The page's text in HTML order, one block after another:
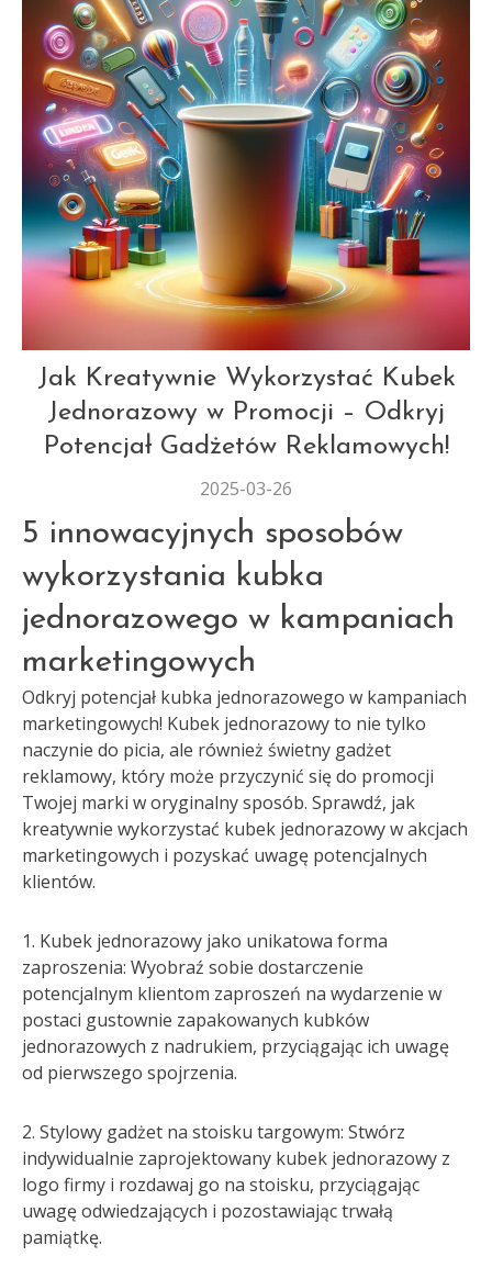
AUT
Jak Kreatywnie Wykorzystać Kubek
Jednorazowy w Promocji – Odkryj
Potencjał Gadżetów Reklamowych!
2025-03-26
5 innowacyjnych sposobów
wykorzystania kubka
jednorazowego w kampaniach
marketingowych
Odkryj potencjał kubka jednorazowego w kampaniach
marketingowych! Kubek jednorazowy to nie tylko
naczynie do picia, ale również świetny gadżet
reklamowy, który może przyczynić się do promocji
Twojej marki w oryginalny sposób. Sprawdź, jak
kreatywnie wykorzystać kubek jednorazowy w akcjach
marketingowych i pozyskać uwagę potencjalnych
klientów.
1. Kubek jednorazowy jako unikatowa forma
zaproszenia: Wyobraź sobie dostarczenie
potencjalnym klientom zaproszeń na wydarzenie w
postaci gustownie zapakowanych kubków
jednorazowych z nadrukiem, przyciągając ich uwagę
od pierwszego spojrzenia.
2. Stylowy gadżet na stoisku targowym: Stwórz
indywidualnie zaprojektowany kubek jednorazowy z
logo firmy i rozdawaj go na stoisku, przyciągając
uwagę odwiedzających i pozostawiając trwałą
pamiątkę.